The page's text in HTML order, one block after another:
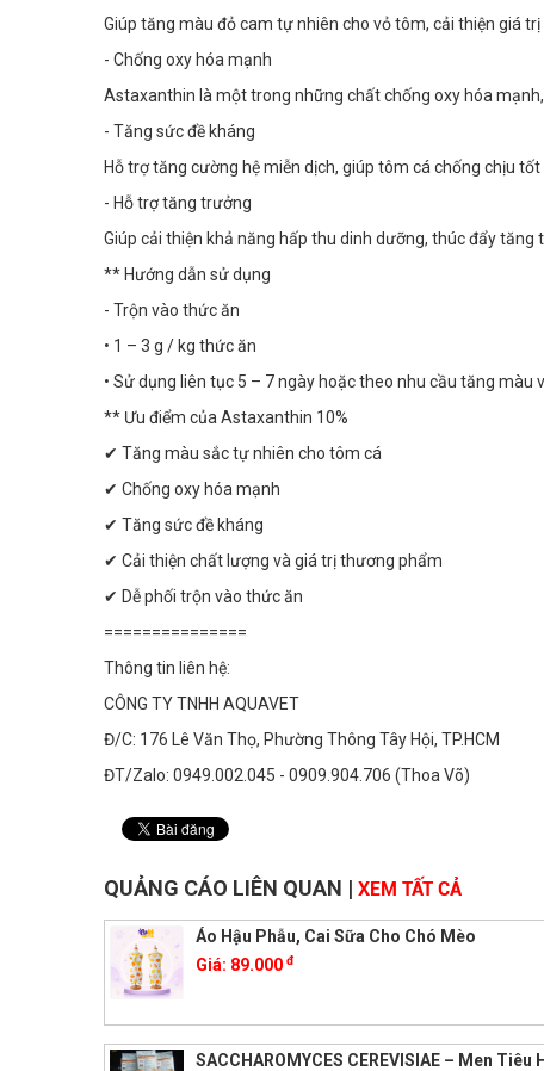
Giúp tăng màu đỏ cam tự nhiên cho vỏ tôm, cải thiện giá
- Chống oxy hóa mạnh
Astaxanthin là một trong những chất chống oxy hóa
- Tăng sức đề kháng
Hỗ trợ tăng cường hệ miễn dịch, giúp tôm cá chống chịu
- Hỗ trợ tăng trưởng
Giúp cải thiện khả năng hấp thu dinh dưỡng, thúc đẩy tăng
** Hướng dẫn sử dụng
- Trộn vào thức ăn
• 1 – 3 g / kg thức ăn
• Sử dụng liên tục 5 – 7 ngày hoặc theo nhu cầu tăng màu
** Ưu điểm của Astaxanthin 10%
✔ Tăng màu sắc tự nhiên cho tôm cá
✔ Chống oxy hóa mạnh
✔ Tăng sức đề kháng
✔ Cải thiện chất lượng và giá trị thương phẩm
✔ Dễ phối trộn vào thức ăn
===============
Thông tin liên hệ:
CÔNG TY TNHH AQUAVET
Đ/C: 176 Lê Văn Thọ, Phường Thông Tây Hội, TP.HCM
ĐT/Zalo: 0949.002.045 - 0909.904.706 (Thoa Võ)
QUẢNG CÁO LIÊN QUAN | XEM TẤT CẢ
Áo Hậu Phẫu, Cai Sữa Cho Chó Mèo
Giá: 89.000 đ
SACCHAROMYCES CEREVISIAE – Men Tiêu